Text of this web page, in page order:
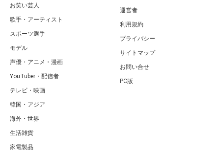
お笑い芸人
歌手・アーティスト
スポーツ選手
モデル
声優・アニメ・漫画
YouTuber・配信者
テレビ・映画
韓国・アジア
海外・世界
生活雑貨
家電製品
運営者
利用規約
プライバシー
サイトマップ
お問い合せ
PC版